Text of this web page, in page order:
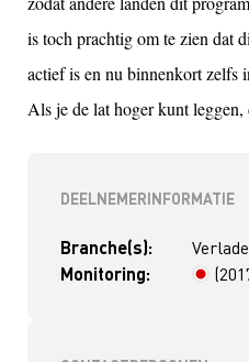
DEELNEMERINFORMATIE
Branche(s):
Monitoring:
> 4
is toch prachtig om te zien dat
actief is en nu binnenkort zelfs
Als je de lat hoger kunt